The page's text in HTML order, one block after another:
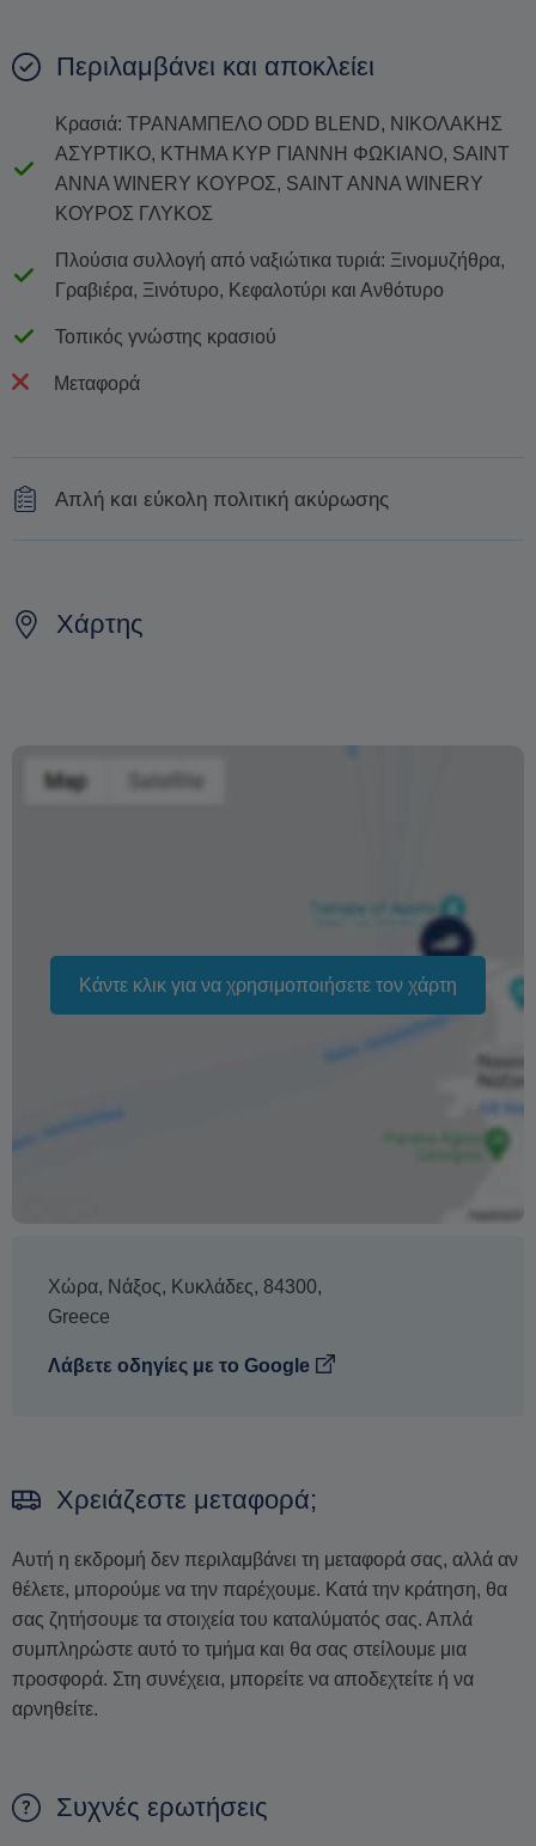
Περιλαμβάνει και αποκλείει
Κρασιά: ΤΡΑΝΑΜΠΕΛΟ ODD BLEND, ΝΙΚΟΛΑΚΗΣ
ΑΣΥΡΤΙΚΟ, ΚΤΗΜΑ ΚΥΡ ΓΙΑΝΝΗ ΦΩΚΙΑΝΟ, SAINT
ANNA WINERY KOYPOΣ, SAINT ANNA WINERY
ΚΟΥΡΟΣ ΓΛΥΚΟΣ
Πλούσια συλλογή από ναξιώτικα τυριά: Ξινομυζήθρα,
Γραβιέρα, Ξινότυρο, Κεφαλοτύρι και Ανθότυρο
Τοπικός γνώστης κρασιού
Μεταφορά
Απλή και εύκολη πολιτική ακύρωσης
100% για ακυρώσεις την ίδια μέρα ή για μη εμφάνιση
Χάρτης
Κάντε κλικ για να χρησιμοποιήσετε τον χάρτη
Χώρα, Νάξος, Κυκλάδες, 84300,
Greece
Λάβετε οδηγίες με το Google
Χρειάζεστε μεταφορά;
Αυτή η εκδρομή δεν περιλαμβάνει τη μεταφορά σας, αλλά αν
θέλετε, μπορούμε να την παρέχουμε. Κατά την κράτηση, θα
σας ζητήσουμε τα στοιχεία του καταλύματός σας. Απλά
συμπληρώστε αυτό το τμήμα και θα σας στείλουμε μια
προσφορά. Στη συνέχεια, μπορείτε να αποδεχτείτε ή να
αρνηθείτε.
Συχνές ερωτήσεις